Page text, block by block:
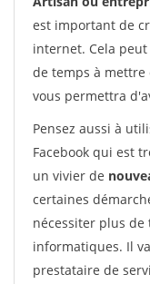
est important de
internet. Cela
de temps à mettre
vous permettra
Pensez aussi à
Facebook qui est
un vivier de
certaines
nécessiter plus de
informatiques. Il
prestataire de